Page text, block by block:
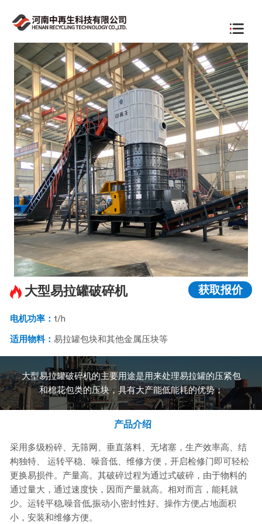
大型易拉罐破碎机 获取报价
电机功率： t/h
适用物料： 易拉罐包块和其他金属压块等
大型易拉罐破碎机的主要用途是用来处理易拉罐的压紧包
和棉花包类的压块，具有大产能低能耗的优势；
产品介绍
采用多级粉碎、无筛网、垂直落料、无堵塞，生产效率高、结
构独特、 运转平稳、噪音低、维修方便，开启检修门即可轻松
更换易损件。产量高。其破碎过程为通过式破碎，由于物料的
通过量大，通过速度快，因而产量就高。相对而言，能耗就
少。运转平稳,噪音低,振动小,密封性好。操作方便,占地面积
小，安装和维修方便。